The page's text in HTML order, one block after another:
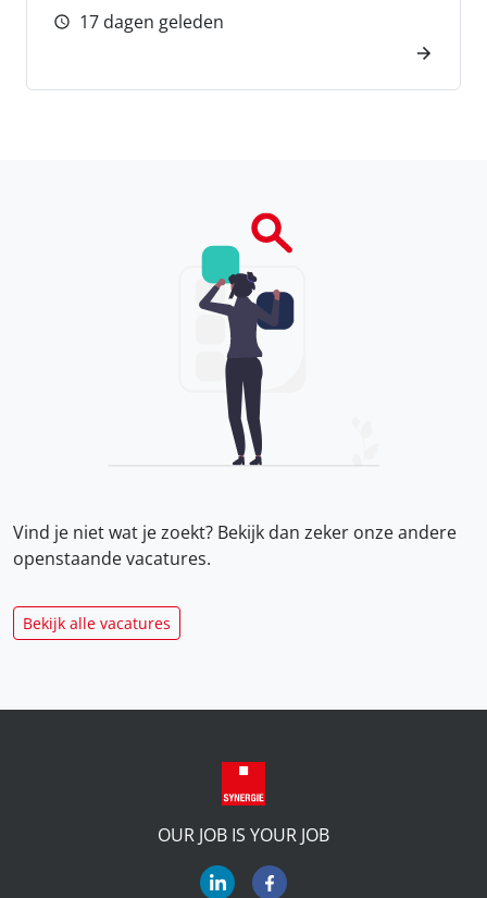
17 dagen geleden
Vind je niet wat je zoekt? Bekijk dan zeker onzeandere
openstaande vacatures.
Bekijk alle vacatures
OUR JOB IS YOUR JOB